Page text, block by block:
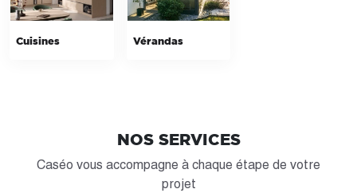
Cuisines Vérandas
NOS SERVICES
Caséo vous accompagne à chaque étape de votre
projet